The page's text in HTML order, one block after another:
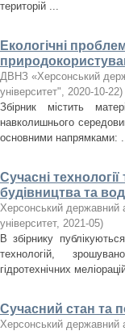
територій ...
Екологічні
ДВНЗ «Херсонський
університет", 2020-10-22)
Збірник містить
навколишнього
основними напрямками:
Сучасні
будівництва та
Херсонський державний
університет, 2021-05)
В збірнику
технологій,
гідротехнічних
Сучасний стан та
Херсонський державний